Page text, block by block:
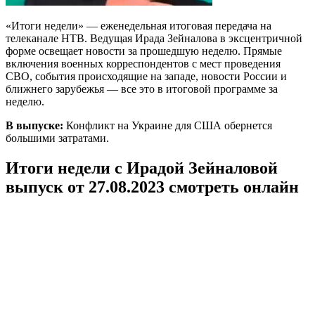
«Итоги недели» — еженедельная итоговая передача на
телеканале НТВ. Ведущая Ирада Зейналова в эксцентричной
форме освещает новости за прошедшую неделю. Прямые
включения военных корреспондентов с мест проведения
СВО, события происходящие на западе, новости России и
ближнего зарубежья — все это в итоговой программе за
неделю.
В выпуске: Конфликт на Украине для США обернется
большими затратами.
Итоги недели с Ирадой Зейналовой
выпуск от 27.08.2023 смотреть онлайн